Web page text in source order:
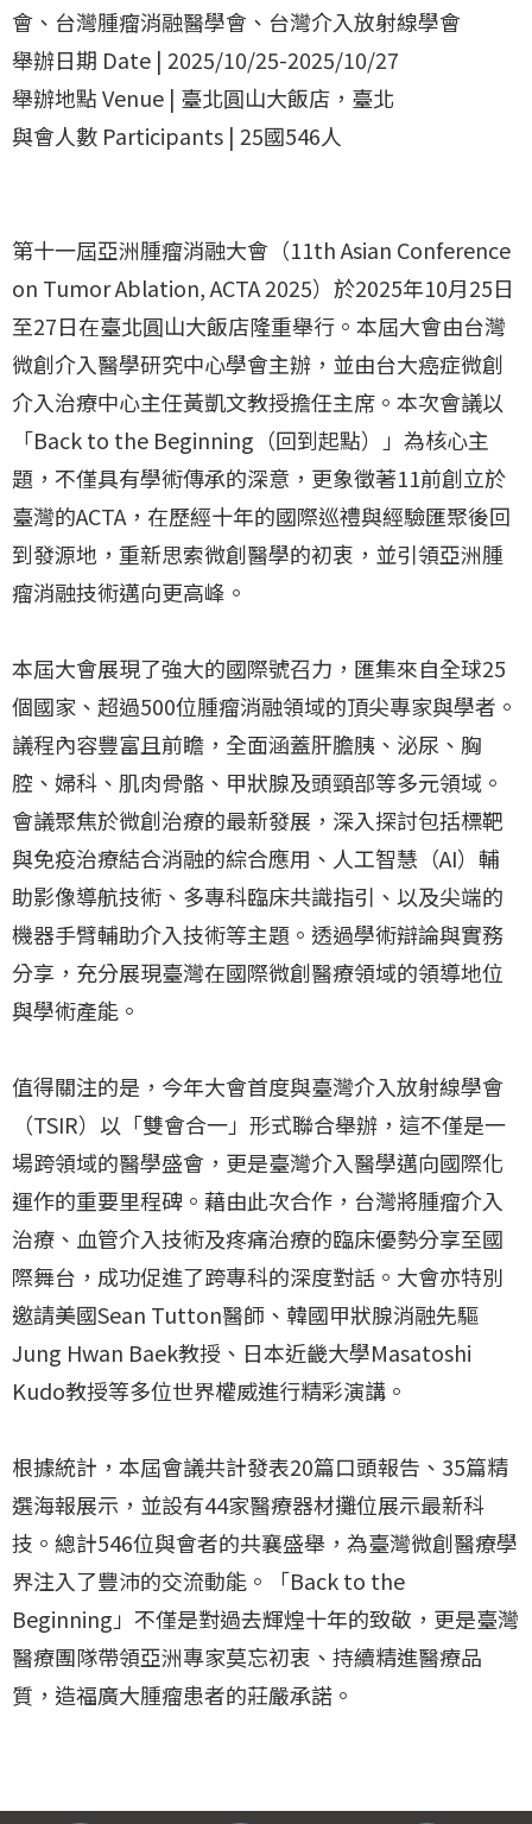
會、台灣腫瘤消融醫學會、台灣介入放射線學會
舉辦日期 Date | 2025/10/25-2025/10/27
舉辦地點 Venue | 臺北圓山大飯店，臺北
與會人數 Participants | 25國546人
第十一屆亞洲腫瘤消融大會（11th Asian Conference
on Tumor Ablation, ACTA 2025）於2025年10月25日
至27日在臺北圓山大飯店隆重舉行。本屆大會由台灣
微創介入醫學研究中心學會主辦，並由台大癌症微創
介入治療中心主任黃凱文教授擔任主席。本次會議以
「Back to the Beginning（回到起點）」為核心主
題，不僅具有學術傳承的深意，更象徵著11前創立於
臺灣的ACTA，在歷經十年的國際巡禮與經驗匯聚後回
到發源地，重新思索微創醫學的初衷，並引領亞洲腫
瘤消融技術邁向更高峰。
本屆大會展現了強大的國際號召力，匯集來自全球25
個國家、超過500位腫瘤消融領域的頂尖專家與學者。
議程內容豐富且前瞻，全面涵蓋肝膽胰、泌尿、胸
腔、婦科、肌肉骨骼、甲狀腺及頭頸部等多元領域。
會議聚焦於微創治療的最新發展，深入探討包括標靶
與免疫治療結合消融的綜合應用、人工智慧（AI）輔
助影像導航技術、多專科臨床共識指引、以及尖端的
機器手臂輔助介入技術等主題。透過學術辯論與實務
分享，充分展現臺灣在國際微創醫療領域的領導地位
與學術產能。
值得關注的是，今年大會首度與臺灣介入放射線學會
（TSIR）以「雙會合一」形式聯合舉辦，這不僅是一
場跨領域的醫學盛會，更是臺灣介入醫學邁向國際化
運作的重要里程碑。藉由此次合作，台灣將腫瘤介入
治療、血管介入技術及疼痛治療的臨床優勢分享至國
際舞台，成功促進了跨專科的深度對話。大會亦特別
邀請美國Sean Tutton醫師、韓國甲狀腺消融先驅
Jung Hwan Baek教授、日本近畿大學Masatoshi
Kudo教授等多位世界權威進行精彩演講。
根據統計，本屆會議共計發表20篇口頭報告、35篇精
選海報展示，並設有44家醫療器材攤位展示最新科
技。總計546位與會者的共襄盛舉，為臺灣微創醫療學
界注入了豐沛的交流動能。「Back to the
Beginning」不僅是對過去輝煌十年的致敬，更是臺灣
醫療團隊帶領亞洲專家莫忘初衷、持續精進醫療品
質，造福廣大腫瘤患者的莊嚴承諾。